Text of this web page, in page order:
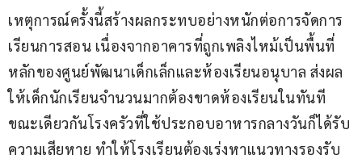
เหตุการณ์ครั้งนี้สร้างผลกระทบอย่างหนักต่อการจัดการ
เรียนการสอน เนื่องจากอาคารที่ถูกเพลิงไหม้เป็นพื้นที่
หลักของศูนย์พัฒนาเด็กเล็กและห้องเรียนอนุบาล ส่งผล
ให้เด็กนักเรียนจำนวนมากต้องขาดห้องเรียนในทันที
ขณะเดียวกันโรงครัวที่ใช้ประกอบอาหารกลางวันก็ได้รับ
ความเสียหาย ทำให้โรงเรียนต้องเร่งหาแนวทางรองรับ